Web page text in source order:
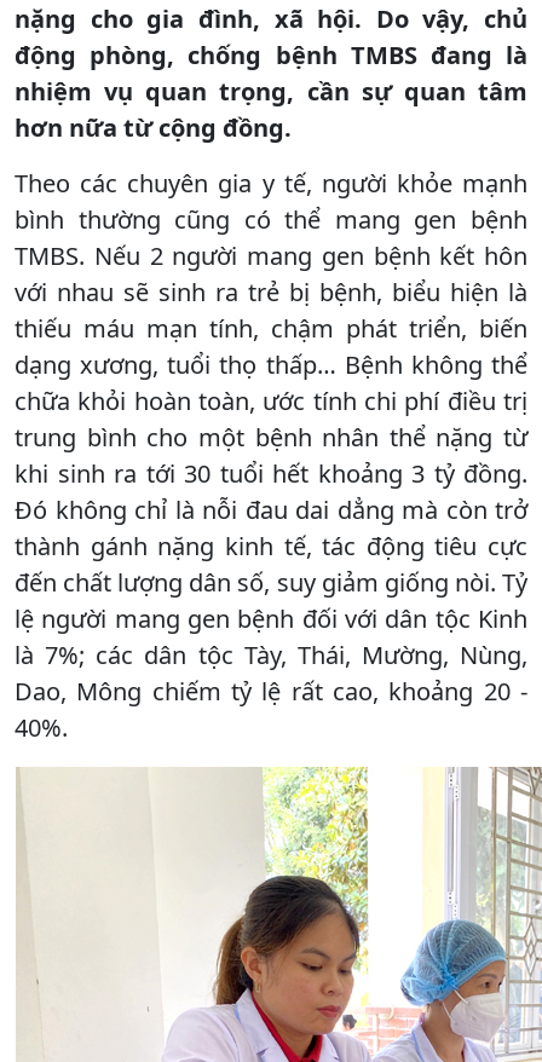
nặng cho gia đình, xã hội. Do vậy, chủ
động phòng, chống bệnh TMBS đang là
nhiệm vụ quan trọng, cần sự quan tâm
hơn nữa từ cộng đồng.
Theo các chuyên gia y tế, người khỏe mạnh
bình thường cũng có thể mang gen bệnh
TMBS. Nếu 2 người mang gen bệnh kết hôn
với nhau sẽ sinh ra trẻ bị bệnh, biểu hiện là
thiếu máu mạn tính, chậm phát triển, biến
dạng xương, tuổi thọ thấp… Bệnh không thể
chữa khỏi hoàn toàn, ước tính chi phí điều trị
trung bình cho một bệnh nhân thể nặng từ
khi sinh ra tới 30 tuổi hết khoảng 3 tỷ đồng.
Đó không chỉ là nỗi đau dai dẳng mà còn trở
thành gánh nặng kinh tế, tác động tiêu cực
đến chất lượng dân số, suy giảm giống nòi. Tỷ
lệ người mang gen bệnh đối với dân tộc Kinh
là 7%; các dân tộc Tày, Thái, Mường, Nùng,
Dao, Mông chiếm tỷ lệ rất cao, khoảng 20 -
40%.